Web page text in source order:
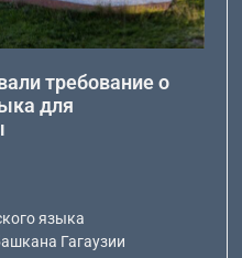
требование о
для
языка
Гагаузии